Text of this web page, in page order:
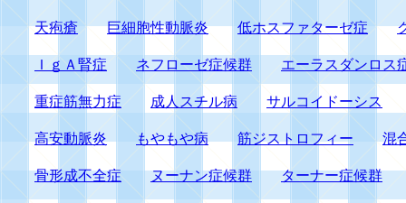
天疱瘡 巨細胞性動脈炎 低ホスファターゼ症
ＩｇＡ腎症 ネフローゼ症候群 エーラスダンロス
重症筋無力症 成人スチル病 サルコイドーシス
高安動脈炎 もやもや病 筋ジストロフィー 混
骨形成不全症 ヌーナン症候群 ターナー症候群